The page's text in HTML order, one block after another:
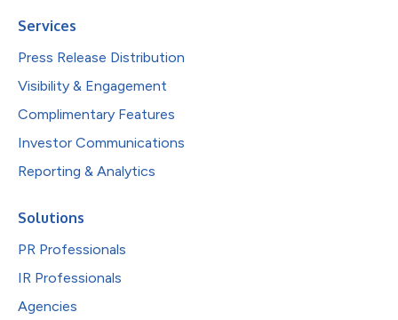
Services
Press Release Distribution
Visibility & Engagement
Complimentary Features
Investor Communications
Reporting & Analytics
Solutions
PR Professionals
IR Professionals
Agencies